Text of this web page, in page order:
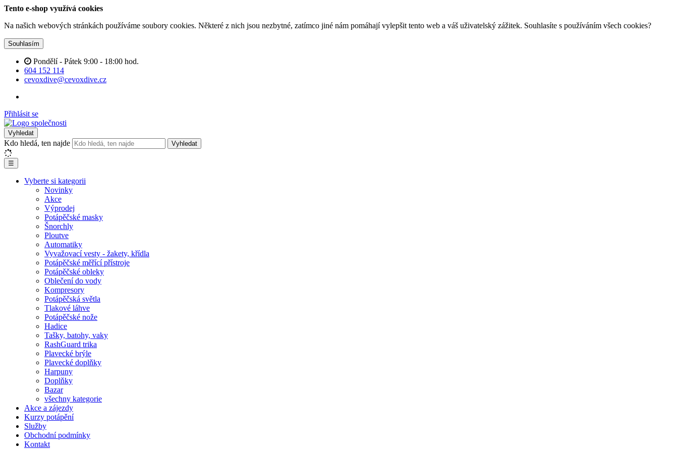
Tento e-shop využívá cookies
Na našich webových stránkách používáme soubory cookies. Některé z nich jsou nezbytné, zatímco jiné nám pomáhají vylepšit tento web a váš uživatelský zážitek. Souhlasíte s používáním všech cookies?
Souhlasím
Pondělí - Pátek 9:00 - 18:00 hod.
604 152 114
cevoxdive@cevoxdive.cz
Přihlásit se
Vyhledat
Kdo hledá, ten najde Vyhledat
☰
Vyberte si kategorii
Novinky
Akce
Výprodej
Potápěčské masky
Šnorchly
Ploutve
Automatiky
Vyvažovací vesty - žakety, křídla
Potápěčské měřící přístroje
Potápěčské obleky
Oblečení do vody
Kompresory
Potápěčská světla
Tlakové láhve
Potápěčské nože
Hadice
Tašky, batohy, vaky
RashGuard trika
Plavecké brýle
Plavecké doplňky
Harpuny
Doplňky
Bazar
všechny kategorie
Akce a zájezdy
Kurzy potápění
Služby
Obchodní podmínky
Kontakt